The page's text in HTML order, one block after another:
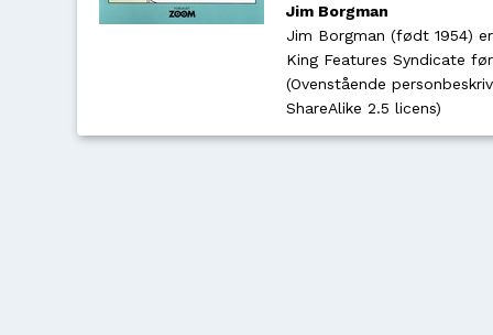
Jim Borgman
Jim Borgman (født 1954)
King Features Syndicate
(Ovenstående
ShareAlike 2.5 licens)